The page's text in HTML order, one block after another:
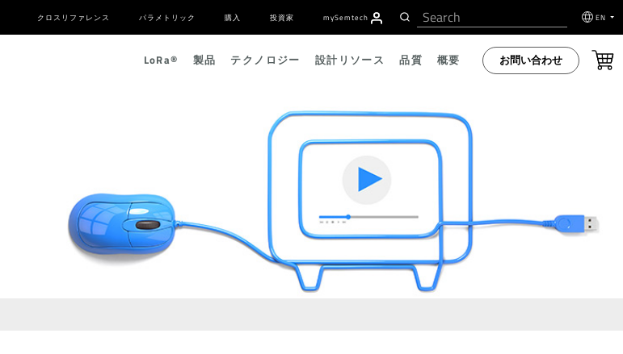
クロスリファレンス パラメトリック 購入 投資家 mySemtech EN
LoRa® 製品 テクノロジー 設計リソース 品質 概要 お問い合わせ